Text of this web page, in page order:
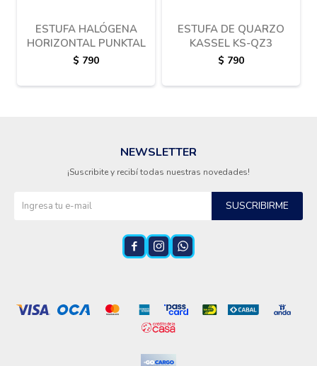
ESTUFA HALÓGENA
HORIZONTAL PUNKTAL
$ 790
ESTUFA DE QUARZO
KASSEL KS-QZ3
$ 790
NEWSLETTER
¡Suscribite y recibí todas nuestras novedades!
SUSCRIBIRME
  